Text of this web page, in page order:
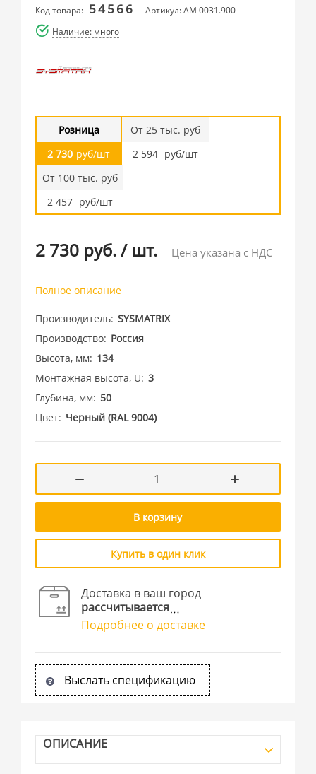
Код товара: 54566
Артикул: AM 0031.900
Наличие: много
Розница
2 730 руб/шт
От 25 тыс. руб
2 594 руб/шт
От 100 тыс. руб
2 457 руб/шт
2 730 руб./ шт. Цена указана с НДС
Полное описание
Производитель SYSMATRIX
Производство Россия
Высота, мм
134
Монтажная высота, U 3
Глубина, мм
50
Цвет Черный (RAL 9004)
В корзину
Купить в один клик
Доставка в ваш город
рассчитывается
Подробнее о доставке
Выслать спецификацию
ОПИСАНИЕ